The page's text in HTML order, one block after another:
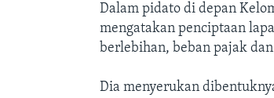
Dalam pidato di depan
mengatakan penciptaan
berlebihan, beban pajak
Dia menyerukan